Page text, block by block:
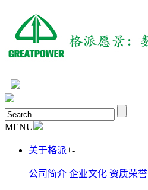
MENU
关于格派+-
公司简介 企业文化 资质荣誉